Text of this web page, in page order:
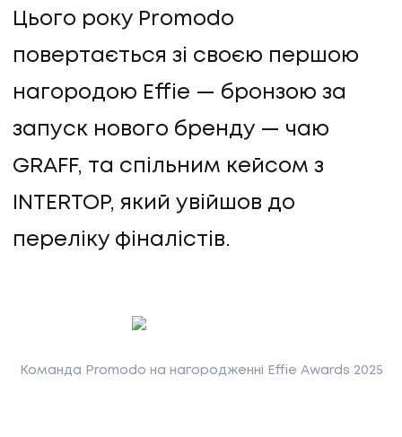
Цього року Promodo
повертається зі своєю першою
нагородою Effie — бронзою за
запуск нового бренду — чаю
GRAFF, та спільним кейсом з
INTERTOP, який увійшов до
переліку фіналістів.
Команда Promodo на нагородженні Effie Awards 2025